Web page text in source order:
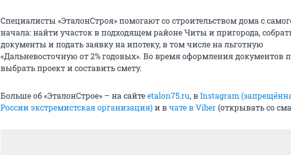
Специалисты «ЭталонСтроя» помогают со строительством дома с
начала: найти участок в подходящем районе Читы и пригорода,
документы и подать заявку на ипотеку, в том числе на льготную
«Дальневосточную от 2% годовых». Во время оформления документов
выбрать проект и составить смету.
Больше об «ЭталонСтрое» – на сайтеetalon75.ru, вInstagram
России экстремистская организация)и вчате в Viber (открывать со